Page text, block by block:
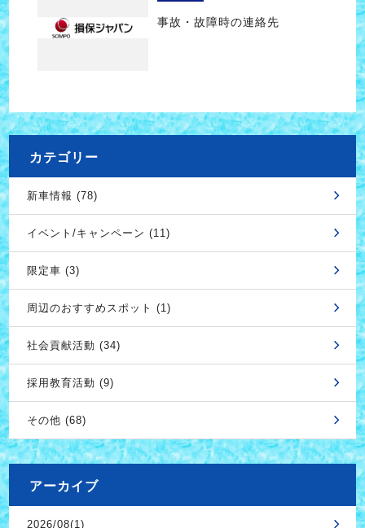
事故・故障時の連絡先
カテゴリー
新車情報 (78)
イベント/キャンペーン (11)
限定車 (3)
周辺のおすすめスポット (1)
社会貢献活動 (34)
採用教育活動 (9)
その他 (68)
アーカイブ
2026/08(1)